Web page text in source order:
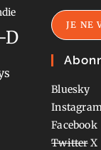
D
mail
JE NE
Bluesky
Facebook
TwitterX